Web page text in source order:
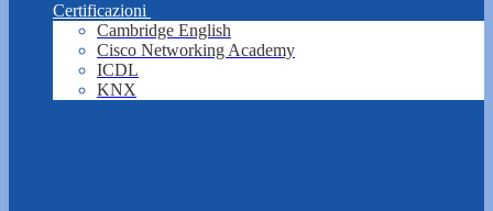
Certificazioni
Cambridge English
Cisco Networking Academy
ICDL
KNX